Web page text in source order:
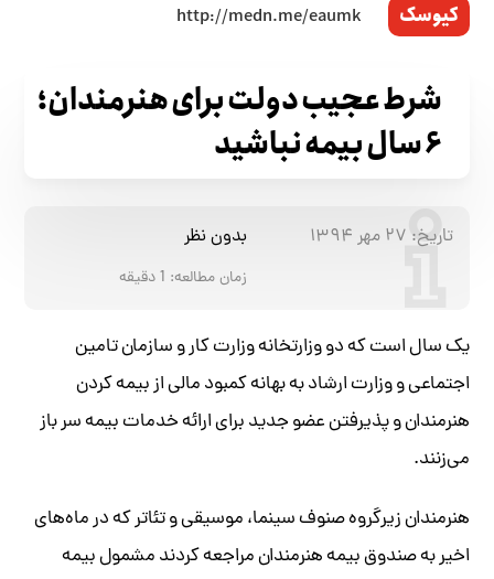
کیوسک
شرط عجیب دولت برای هنرمندان؛
۶ سال بیمه نباشید
تاریخ: ۲۷ مهر ۱۳۹۴ بدون نظر
زمان مطالعه: 1دقیقه
یک سال است که دو وزارتخانه وزارت کار و سازمان تامین
اجتماعی و وزارت ارشاد به بهانه‌ کمبود مالی از بیمه کردن
هنرمندان و پذیرفتن عضو جدید برای ارائه خدمات بیمه سر باز
می‌زنند.
هنرمندان زیرگروه صنوف سینما، موسیقی و تئاتر که در ماه‌های
اخیر به صندوق بیمه هنرمندان مراجعه کردند مشمول بیمه